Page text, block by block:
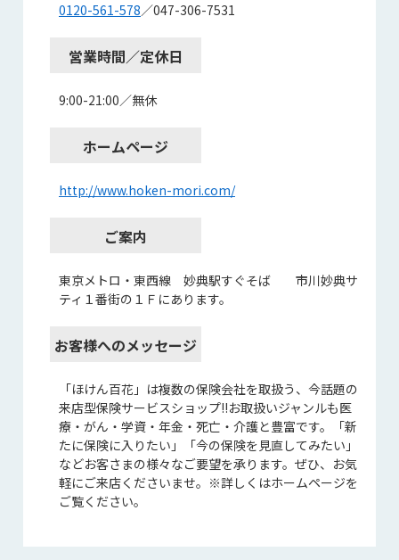
0120-561-578／047-306-7531
営業時間／定休日
9:00-21:00／無休
ホームページ
http://www.hoken-mori.com/
ご案内
東京メトロ・東西線 妙典駅すぐそば 市川妙典サ
ティ１番街の１Ｆにあります。
お客様へのメッセージ
「ほけん百花」は複数の保険会社を取扱う、今話題の
来店型保険サービスショップ!!お取扱いジャンルも医
療・がん・学資・年金・死亡・介護と豊富です。「新
たに保険に入りたい」「今の保険を見直してみたい」
などお客さまの様々なご要望を承ります。ぜひ、お気
軽にご来店くださいませ。※詳しくはホームページを
ご覧ください。